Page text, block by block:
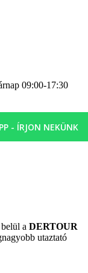
reggeli
reggeli későn
snack-ételek
óra között
saláták),
09:00-17:30
- ÍRJON NEKÜNK
a DERTOUR
utaztató